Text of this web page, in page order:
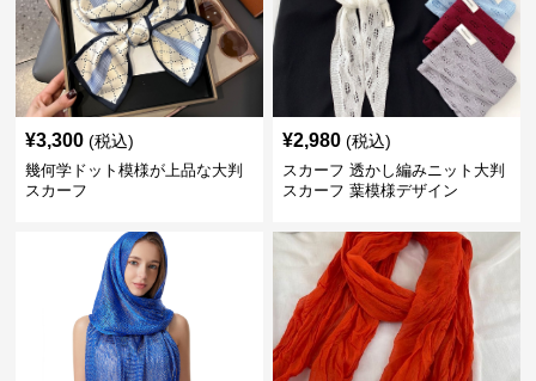
¥3,300 (税込)
幾何学ドット模様が上品な大判
スカーフ
¥2,980 (税込)
スカーフ 透かし編みニット大判
スカーフ 葉模様デザイン